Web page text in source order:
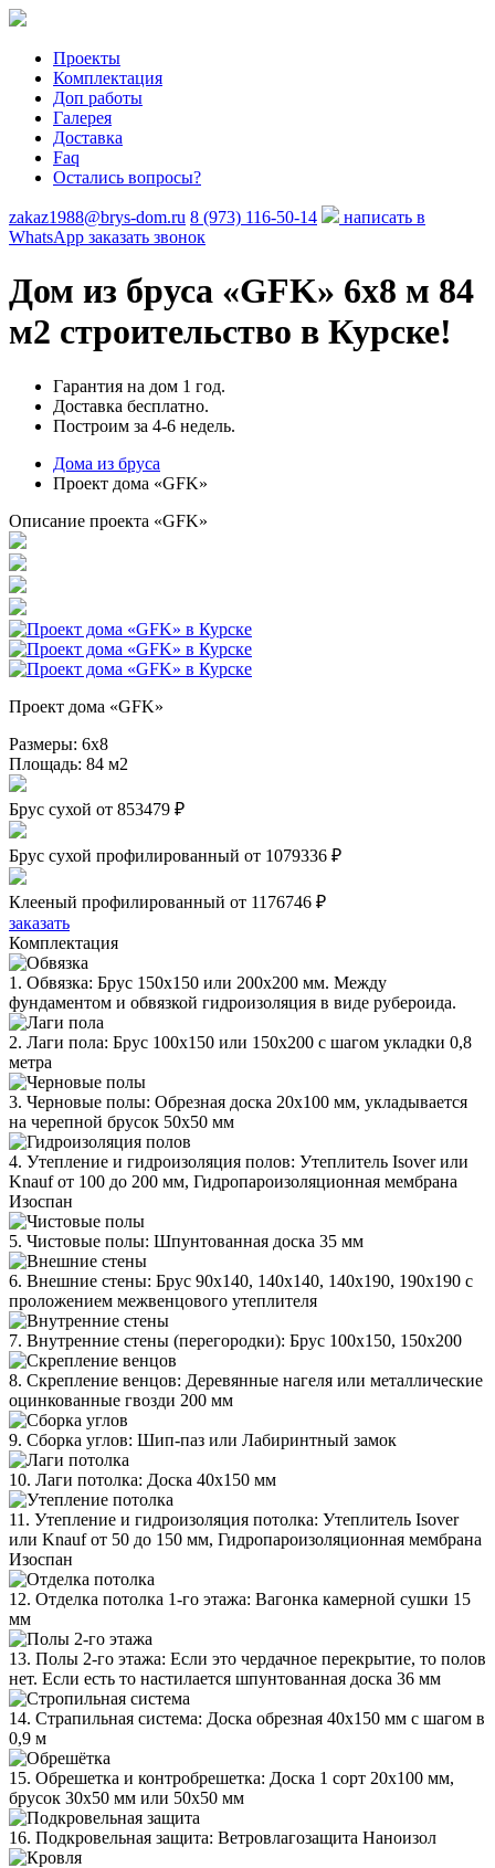
Проекты
Комплектация
Доп работы
Галерея
Доставка
Faq
Остались вопросы?
zakaz1988@brys-dom.ru 8 (973) 116-50-14
написать в
WhatsApp заказать звонок
Дом из бруса «GFK» 6х8 м 84
м2 строительство в Курске!
Гарантия на дом 1 год.
Доставка бесплатно.
Построим за 4-6 недель.
Дома из бруса
Проект дома «GFK»
Описание проекта «GFK»
Проект дома «GFK»
Размеры: 6х8
Площадь: 84 м2
Брус сухой от 853479 ₽
Брус сухой профилированный от 1079336 ₽
Клееный профилированный от 1176746 ₽
заказать
Комплектация
1. Обвязка: Брус 150х150 или 200х200 мм. Между
фундаментом и обвязкой гидроизоляция в виде рубероида.
2. Лаги пола: Брус 100х150 или 150х200 с шагом укладки 0,8
метра
3. Черновые полы: Обрезная доска 20х100 мм, укладывается
на черепной брусок 50х50 мм
4. Утепление и гидроизоляция полов: Утеплитель Isover или
Knauf от 100 до 200 мм, Гидропароизоляционная мембрана
Изоспан
5. Чистовые полы: Шпунтованная доска 35 мм
6. Внешние стены: Брус 90х140, 140х140, 140х190, 190х190 с
проложением межвенцового утеплителя
7. Внутренние стены (перегородки): Брус 100х150, 150х200
8. Скрепление венцов: Деревянные нагеля или металлические
оцинкованные гвозди 200 мм
9. Сборка углов: Шип-паз или Лабиринтный замок
10. Лаги потолка: Доска 40х150 мм
11. Утепление и гидроизоляция потолка: Утеплитель Isover
или Knauf от 50 до 150 мм, Гидропароизоляционная мембрана
Изоспан
12. Отделка потолка 1-го этажа: Вагонка камерной сушки 15
мм
13. Полы 2-го этажа: Если это чердачное перекрытие, то полов
нет. Если есть то настилается шпунтованная доска 36 мм
14. Страпильная система: Доска обрезная 40х150 мм с шагом в
0,9 м
15. Обрешетка и контробрешетка: Доска 1 сорт 20х100 мм,
брусок 30х50 мм или 50х50 мм
16. Подкровельная защита: Ветровлагозащита Наноизол